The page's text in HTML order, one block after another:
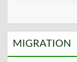
MIGRATION